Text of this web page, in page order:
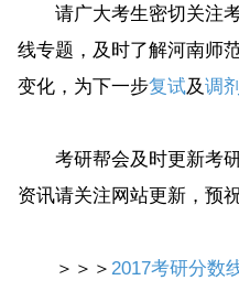
请广大考生密切关注考
线专题，及时了解河南师
变化，为下一步复试及调剂
考研帮会及时更新考研
资讯请关注网站更新，预
＞＞＞ 2017考研分数